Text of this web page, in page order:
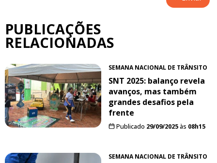
PUBLICAÇÕES
RELACIONADAS
SEMANA NACIONAL DE TRÂNSITO
SNT 2025: balanço revela
avanços, mas também
grandes desafios pela
frente
Publicado 29/09/2025às 08h15
SEMANA NACIONAL DE TRÂNSITO